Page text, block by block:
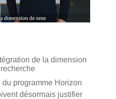
de la dimension
programme Horizon
désormais justifier